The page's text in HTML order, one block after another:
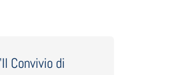
Convivio di